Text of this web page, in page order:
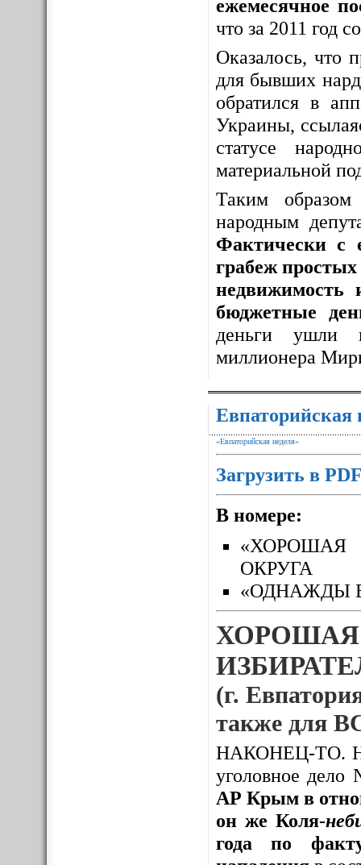
ежемесячное
что за 2011 год
Оказалось, что
для бывших
обратился в
Украины,
статусе
материальной
Таким
народным
Фактически с
грабеж
недвижимость
бюджетные
деньги ушли
миллионера
Евпаторийская
«Евпаторийская неделя»
Загрузить в
В номере:
«ХОРОШАЯ
ОКРУГА
«ОДНАЖДЫ
ХОРОШАЯ
(г.
также для
НАКОНЕЦ-ТО.
уголовное
АР Крым в
он же Коля-
года по